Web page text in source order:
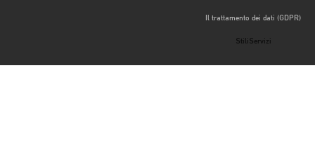
Il trattamento dei dati (GDPR)
StiliServizi